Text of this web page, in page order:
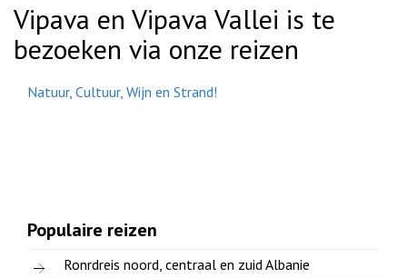
Vipava en Vipava Vallei is te
bezoeken via onze reizen
Natuur, Cultuur, Wijn en Strand!
Populaire reizen
Ronrdreis noord, centraal en zuid Albanie